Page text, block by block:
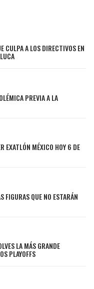
CULPA A LOS DIRECTIVOS EN
PREVIA A LA
EXATLÓN MÉXICO HOY 6 DE
FIGURAS QUE NO ESTARÁN
LA MÁS GRANDE
PLAYOFFS